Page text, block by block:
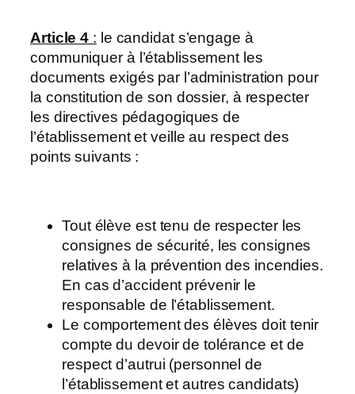
Article 4 : le candidat s’engage à
communiquer à l’établissement les
documents exigés par l’administration pour
la constitution de son dossier, à respecter
les directives pédagogiques de
l’établissement et veille au respect des
points suivants :
Tout élève est tenu de respecter les
consignes de sécurité, les consignes
relatives à la prévention des incendies.
En cas d’accident prévenir le
responsable de l’établissement.
Le comportement des élèves doit tenir
compte du devoir de tolérance et de
respect d’autrui (personnel de
l’établissement et autres candidats)